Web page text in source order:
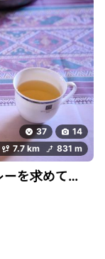
37
14
7.7 km 831 m
を求めて…